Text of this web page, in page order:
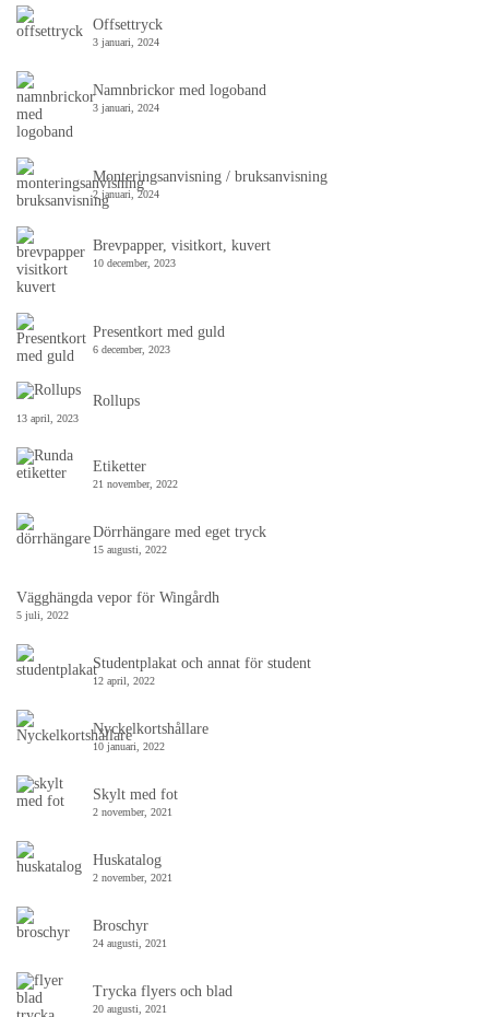
Offsettryck
3 januari, 2024
Namnbrickor med logoband
3 januari, 2024
Monteringsanvisning / bruksanvisning
2 januari, 2024
Brevpapper, visitkort, kuvert
10 december, 2023
Presentkort med guld
6 december, 2023
Rollups
13 april, 2023
Etiketter
21 november, 2022
Dörrhängare med eget tryck
15 augusti, 2022
Vägghängda vepor för Wingårdh
5 juli, 2022
Studentplakat och annat för student
12 april, 2022
Nyckelkortshållare
10 januari, 2022
Skylt med fot
2 november, 2021
Huskatalog
2 november, 2021
Broschyr
24 augusti, 2021
Trycka flyers och blad
20 augusti, 2021